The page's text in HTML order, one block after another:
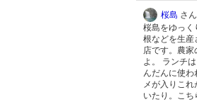
桜島 さ
桜島をゆっく
根などを生産
店です。農
よ。 ランチ
んだんに使
メが入りこ
いたり。こち